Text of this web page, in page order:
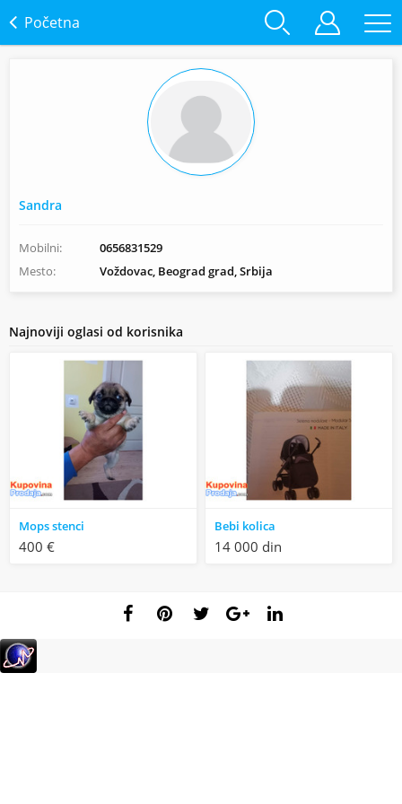
Početna
Sandra
Mobilni:
0656831529
Mesto:
Voždovac, Beograd grad, Srbija
Najnoviji oglasi od korisnika
Mops stenci
400 €
Bebi kolica
14 000 din